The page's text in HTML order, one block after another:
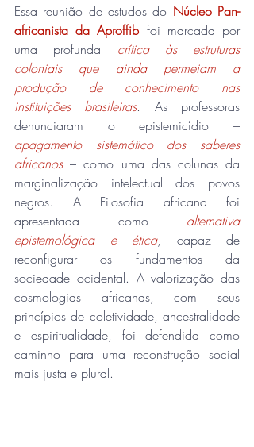
Essa reunião de estudos do Núcleo Pan-
africanista da Aproffib foi marcada por
uma profunda crítica às estruturas
coloniais que ainda permeiam a
produção de conhecimento nas
instituições brasileiras. As professoras
apagamento sistemático dos saberes
africanos – como uma das colunas da
marginalização intelectual dos povos
negros. A Filosofia africana foi
apresentada como alternativa
epistemológica e ética, capaz de
reconfigurar os fundamentos da
sociedade ocidental. A valorização das
cosmologias africanas, com seus
princípios de coletividade, ancestralidade
e espiritualidade, foi defendida como
caminho para uma reconstrução social
mais justa e plural.